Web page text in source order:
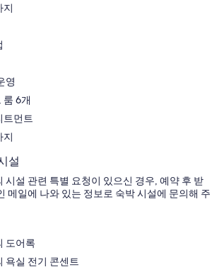
지
영
룸 6개
트먼트
지
설
시설 관련 특별 요청이 있으신 경우, 예약 후 받
메일에 나와 있는 정보로 숙박 시설에 문의해 주
도어록
욕실 전기 콘센트